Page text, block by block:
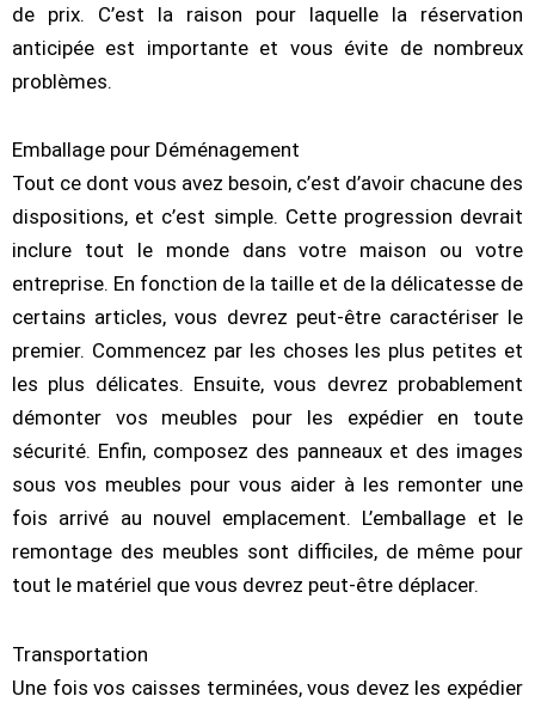
de prix. C’est la raison pour laquelle la réservation
anticipée est importante et vous évite de nombreux
problèmes.
Emballage pour Déménagement
Tout ce dont vous avez besoin, c’est d’avoir chacune des
dispositions, et c’est simple. Cette progression devrait
inclure tout le monde dans votre maison ou votre
entreprise. En fonction de la taille et de la délicatesse de
certains articles, vous devrez peut-être caractériser le
premier. Commencez par les choses les plus petites et
les plus délicates. Ensuite, vous devrez probablement
démonter vos meubles pour les expédier en toute
sécurité. Enfin, composez des panneaux et des images
sous vos meubles pour vous aider à les remonter une
fois arrivé au nouvel emplacement. L’emballage et le
remontage des meubles sont difficiles, de même pour
tout le matériel que vous devrez peut-être déplacer.
Transportation
Une fois vos caisses terminées, vous devez les expédier